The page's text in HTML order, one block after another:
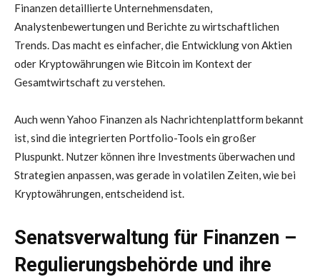
Finanzen detaillierte Unternehmensdaten,
Analystenbewertungen und Berichte zu wirtschaftlichen
Trends. Das macht es einfacher, die Entwicklung von Aktien
oder Kryptowährungen wie Bitcoin im Kontext der
Gesamtwirtschaft zu verstehen.
Auch wenn Yahoo Finanzen als Nachrichtenplattform bekannt
ist, sind die integrierten Portfolio-Tools ein großer
Pluspunkt. Nutzer können ihre Investments überwachen und
Strategien anpassen, was gerade in volatilen Zeiten, wie bei
Kryptowährungen, entscheidend ist.
Senatsverwaltung für Finanzen –
Regulierungsbehörde und ihre